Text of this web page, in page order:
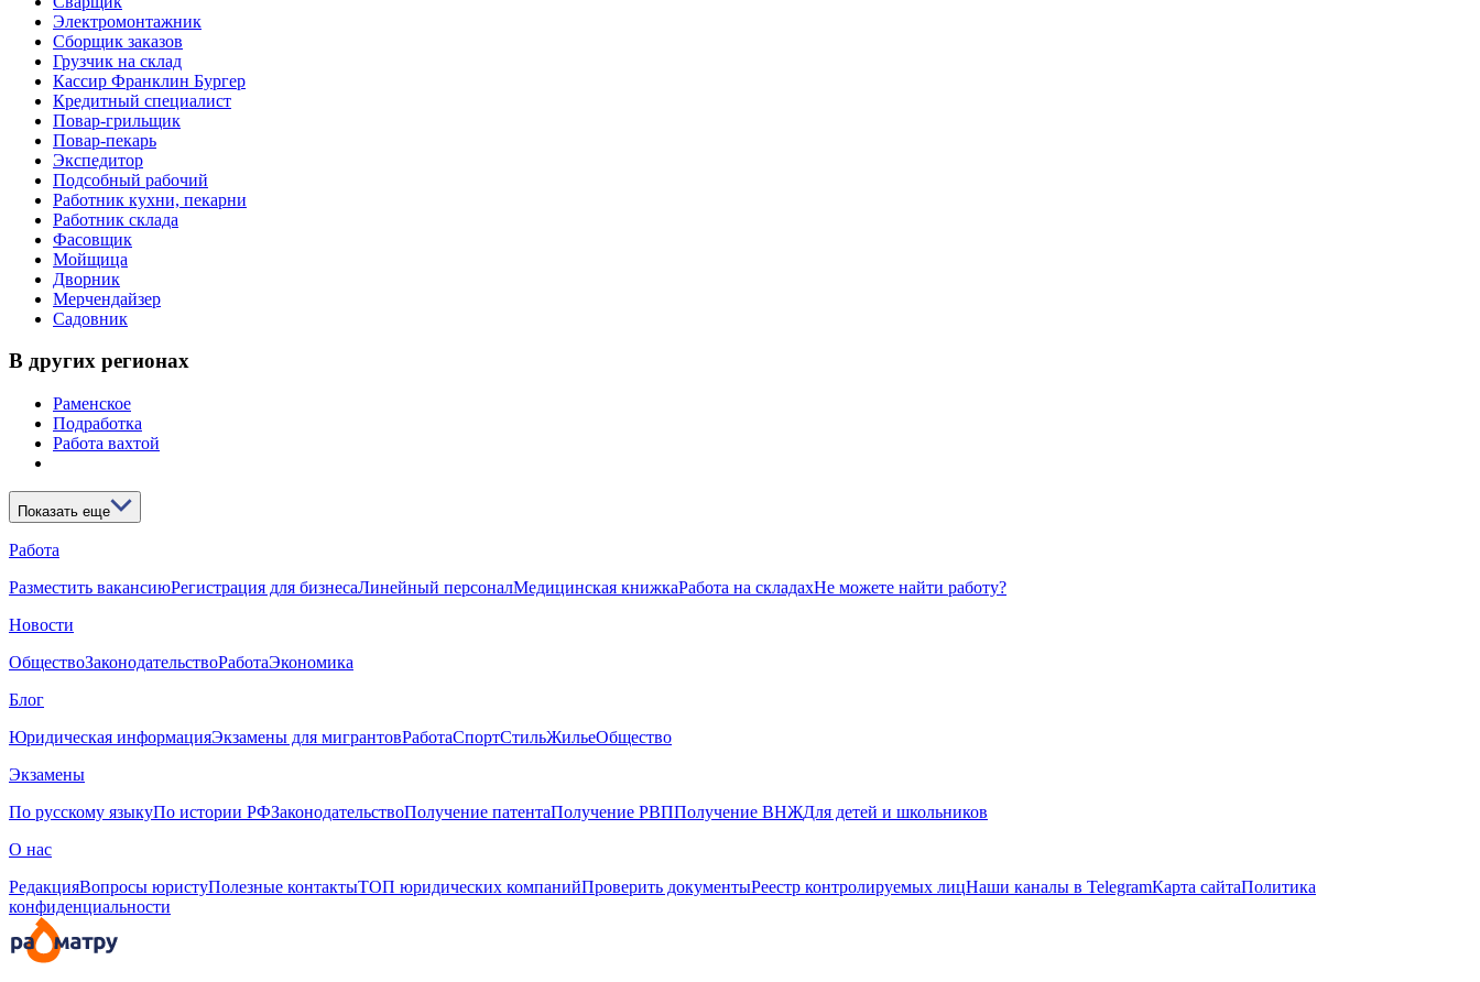
Электромонтажник
Сборщик заказов
Грузчик на склад
Кассир Франклин Бургер
Кредитный специалист
Повар-грильщик
Повар-пекарь
Экспедитор
Подсобный рабочий
Работник кухни, пекарни
Работник склада
Фасовщик
Мойщица
Дворник
Мерчендайзер
Садовник
В других регионах
Раменское
Подработка
Работа вахтой
Показать еще
Работа
Разместить вакансиюРегистрация для бизнесаЛинейный персоналМедицинская книжкаРабота на складахНе можете найти работу?
Новости
ОбществоЗаконодательствоРаботаЭкономика
Блог
Юридическая информацияЭкзамены для мигрантовРаботаСпортСтильЖильеОбщество
Экзамены
По русскому языкуПо истории РФЗаконодательствоПолучение патентаПолучение РВППолучение ВНЖДля детей и школьников
О нас
РедакцияВопросы юристуПолезные контактыТОП юридических компанийПроверить документыРеестр контролируемых лицНаши каналы в TelegramКарта сайтаПолитика
конфиденциальности